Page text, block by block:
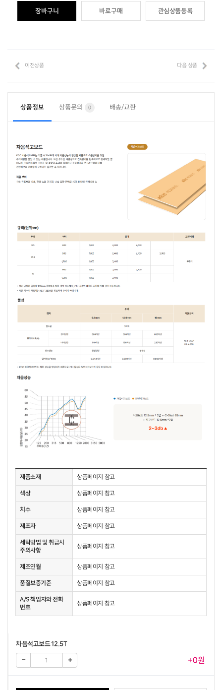
장바구니 바로구매 관심상품등록
이전상품 다음 상품
상품정보 상품문의 0 배송/교환
제품소재 상품페이지 참고
색상 상품페이지 참고
치수 상품페이지 참고
제조자 상품페이지 참고
세탁방법 및 취급시
주의사항
상품페이지 참고
제조연월 상품페이지 참고
품질보증기준 상품페이지 참고
A/S 책임자와 전화
번호
상품페이지 참고
차음석고보드12.5T
+0원